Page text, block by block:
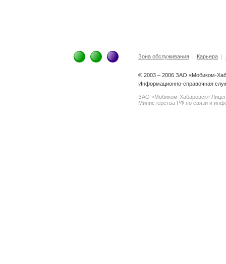
Зона обслуживания| Карьера|
© 2003 – 2006 ЗАО «Мобиком-
Информационно-справочная
ЗАО «Мобиком-Хабаровск»
Министерства РФ по связи и